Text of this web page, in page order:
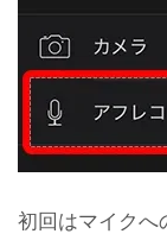
初回はマイクへ